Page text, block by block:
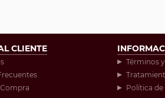
CLIENTE
Términos
Política de